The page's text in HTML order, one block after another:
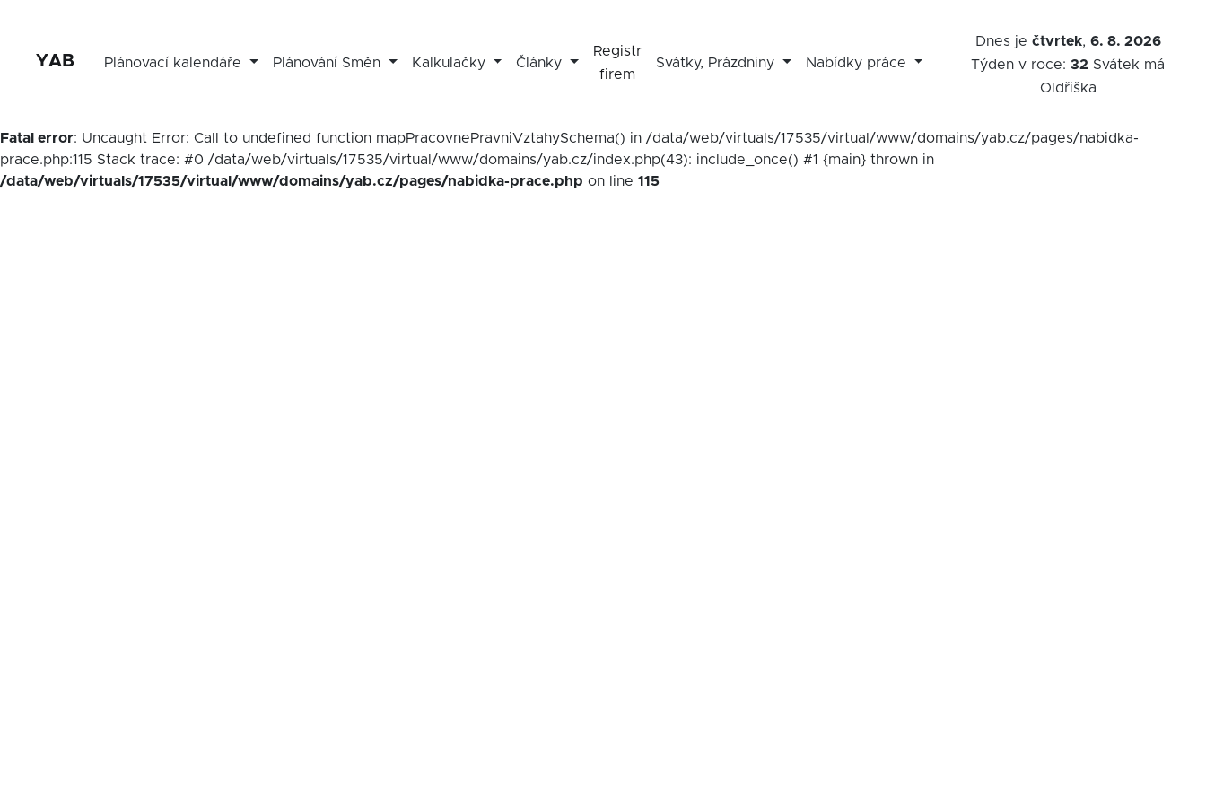
YAB Plánovací kalendáře Plánování Směn Kalkulačky Články
Registr
firem
Svátky, Prázdniny Nabídky práce
Dnes je čtvrtek, 6. 8. 2026
Týden v roce:32 Svátek má
Oldřiška
Fatal error: Uncaught Error: Call to undefined function mapPracovnePravniVztahySchema() in /data/web/virtuals/17535/virtual/www/domains/yab.cz/pages/nabidka-
prace.php:115 Stack trace: #0 /data/web/virtuals/17535/virtual/www/domains/yab.cz/index.php(43): include_once() #1 {main} thrown in
/data/web/virtuals/17535/virtual/www/domains/yab.cz/pages/nabidka-prace.php on line 115